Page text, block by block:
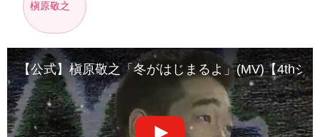
槇原敬之
【公式】槇原敬之「冬がはじまるよ」(MV)【4thシ